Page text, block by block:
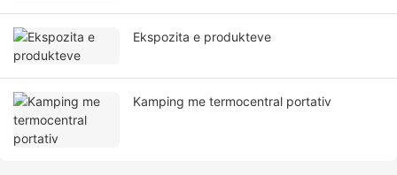
Ekspozita e produkteve
Kamping me termocentral portativ